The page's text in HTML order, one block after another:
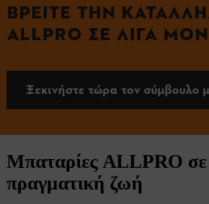
ΒΡΕΊΤΕ ΤΗΝ
ALLPRO ΣΕ ΛΊΓΑ
Ξεκινήστε τώρα τον σύμβουλο
Μπαταρίες ALLPRO σε
πραγματική ζωή